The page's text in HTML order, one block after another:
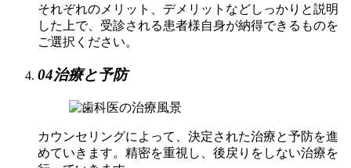
それぞれのメリット、デメリットなどしっかりと説明
した上で、受診される患者様自身が納得できるものを
ご選択ください。
04治療と予防
カウンセリングによって、決定された治療と予防を進
めていきます。精密を重視し、後戻りをしない治療を